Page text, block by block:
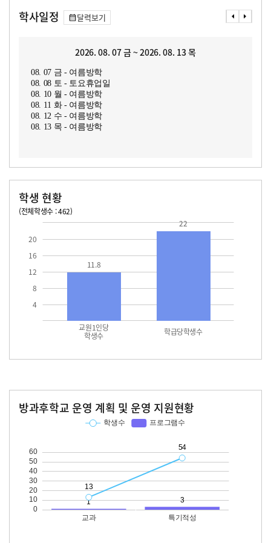
학사일정 달력보기
2026. 08. 07 금 ~ 2026. 08. 13 목
08. 07 금 - 여름방학
08. 08 토 - 토요휴업일
08. 10 월 - 여름방학
08. 11 화 - 여름방학
08. 12 수 - 여름방학
08. 13 목 - 여름방학
학생 현황
(전체학생수 : 462)
4
8
12
16
20
교원1인당
학생수 학급당학생수
11.8
22
방과후학교 운영 계획 및 운영 지원현황